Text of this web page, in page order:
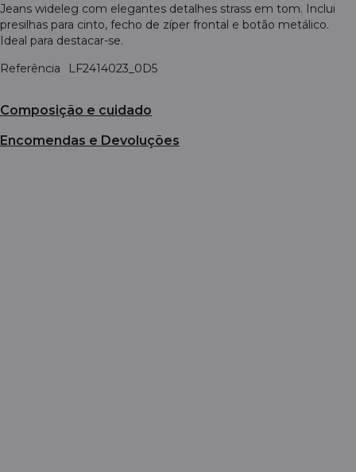
Jeans wideleg com elegantes detalhes strass em tom. Inclui
presilhas para cinto, fecho de zíper frontal e botão metálico.
Ideal para destacar-se.
Referência
LF2414023_0D5
Composição e cuidado
Encomendas e Devoluções